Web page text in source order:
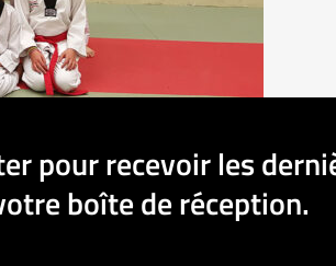
pour recevoir les
boîte de réception.